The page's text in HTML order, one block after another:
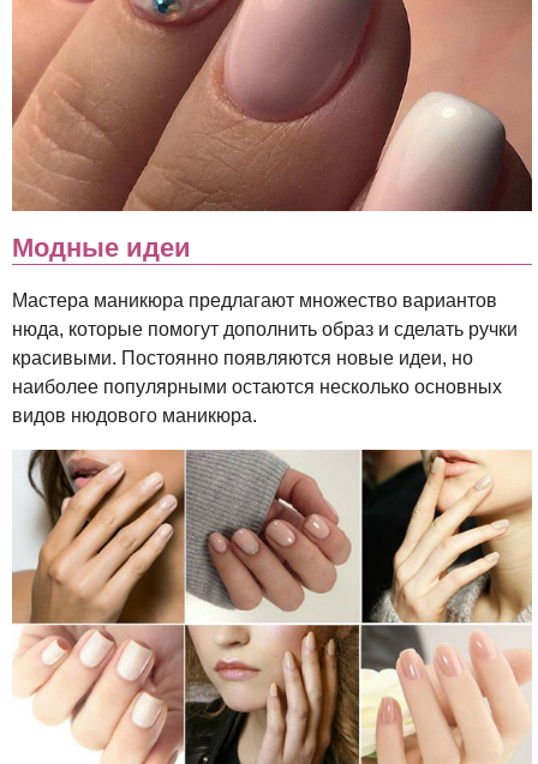
Модные идеи
Мастера маникюра предлагают множество вариантов
нюда, которые помогут дополнить образ и сделать ручки
красивыми. Постоянно появляются новые идеи, но
наиболее популярными остаются несколько основных
видов нюдового маникюра.